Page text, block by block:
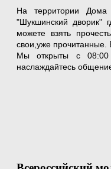
На территории Дома
"Шукшинский дворик"
можете взять
свои,уже
Мы открыты с 08:00
наслаждайтесь